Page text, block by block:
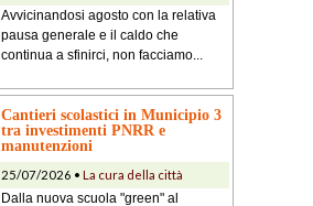
Avvicinandosi agosto con la relativa
pausa generale e il caldo che
continua a sfinirci, non facciamo...
Cantieri scolastici in Municipio 3
tra investimenti PNRR e
manutenzioni
25/07/2026 • La cura della città
Dalla nuova scuola "green" al